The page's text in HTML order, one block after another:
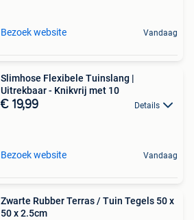
Bezoek website Vandaag
Slimhose Flexibele Tuinslang |
Uitrekbaar - Knikvrij met 10
€ 19,99 Details
Bezoek website Vandaag
Zwarte Rubber Terras / Tuin Tegels 50 x
50 x 2.5cm